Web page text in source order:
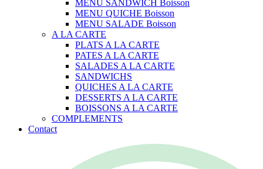
MENU SANDWICH Boisson
MENU QUICHE Boisson
MENU SALADE Boisson
A LA CARTE
PLATS A LA CARTE
PATES A LA CARTE
SALADES A LA CARTE
SANDWICHS
QUICHES A LA CARTE
DESSERTS A LA CARTE
BOISSONS A LA CARTE
COMPLEMENTS
Contact